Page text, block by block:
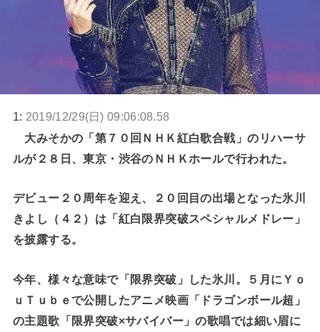
1: 2019/12/29(日) 09:06:08.58
大みそかの「第７０回ＮＨＫ紅白歌合戦」のリハーサ
ルが２８日、東京・渋谷のＮＨＫホールで行われた。
デビュー２０周年を迎え、２０回目の出場となった氷川
きよし（４２）は「紅白限界突破スペシャルメドレー」
を披露する。
今年、様々な意味で「限界突破」した氷川。５月にＹｏ
ｕＴｕｂｅで公開したアニメ映画「ドラゴンボール超」
の主題歌「限界突破×サバイバー」の歌唱では細い眉に